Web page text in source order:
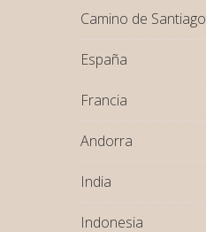
Camino de Santiago
España
Francia
Andorra
India
Indonesia